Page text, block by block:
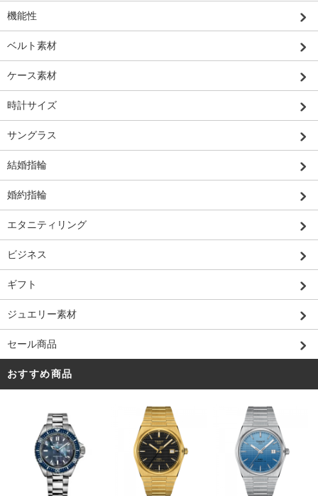
機能性
ベルト素材
ケース素材
時計サイズ
サングラス
結婚指輪
婚約指輪
エタニティリング
ビジネス
ギフト
ジュエリー素材
セール商品
おすすめ商品